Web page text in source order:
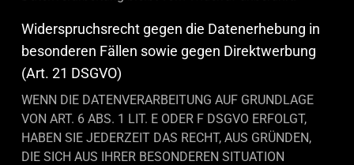
Widerspruchsrecht gegen die Datenerhebung in
besonderen Fällen sowie gegen Direktwerbung
(Art. 21 DSGVO)
WENN DIE DATENVERARBEITUNG AUF GRUNDLAGE
VON ART. 6 ABS. 1 LIT. E ODER F DSGVO ERFOLGT,
HABEN SIE JEDERZEIT DAS RECHT, AUS GRÜNDEN,
DIE SICH AUS IHRER BESONDEREN SITUATION